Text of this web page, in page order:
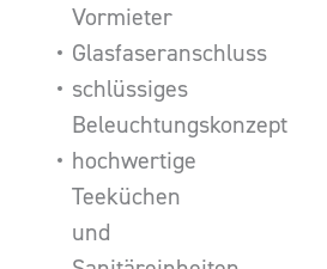
Vormieter
Glasfaseranschluss
schlüssiges
Beleuchtungskonzept
hochwertige
Teeküchen
und